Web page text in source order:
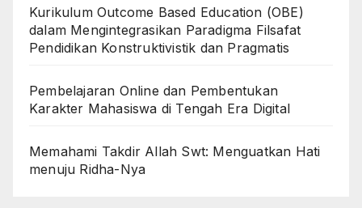
Kurikulum Outcome Based Education (OBE)
dalam Mengintegrasikan Paradigma Filsafat
Pendidikan Konstruktivistik dan Pragmatis
Pembelajaran Online dan Pembentukan
Karakter Mahasiswa di Tengah Era Digital
Memahami Takdir Allah Swt: Menguatkan Hati
menuju Ridha-Nya